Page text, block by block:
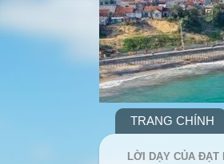
TRANG CHÍNH
LỜI DẠY CỦA ĐẠT